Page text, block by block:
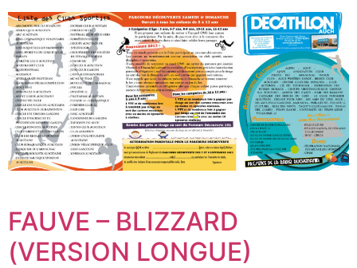
FAUVE – BLIZZARD
(VERSION LONGUE)